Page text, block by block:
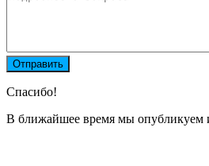
Спасибо!
В ближайшее время мы